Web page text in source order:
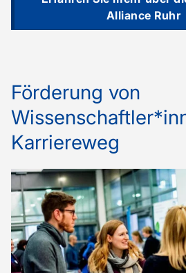
Alliance Ruhr
Förderung von
Karriereweg